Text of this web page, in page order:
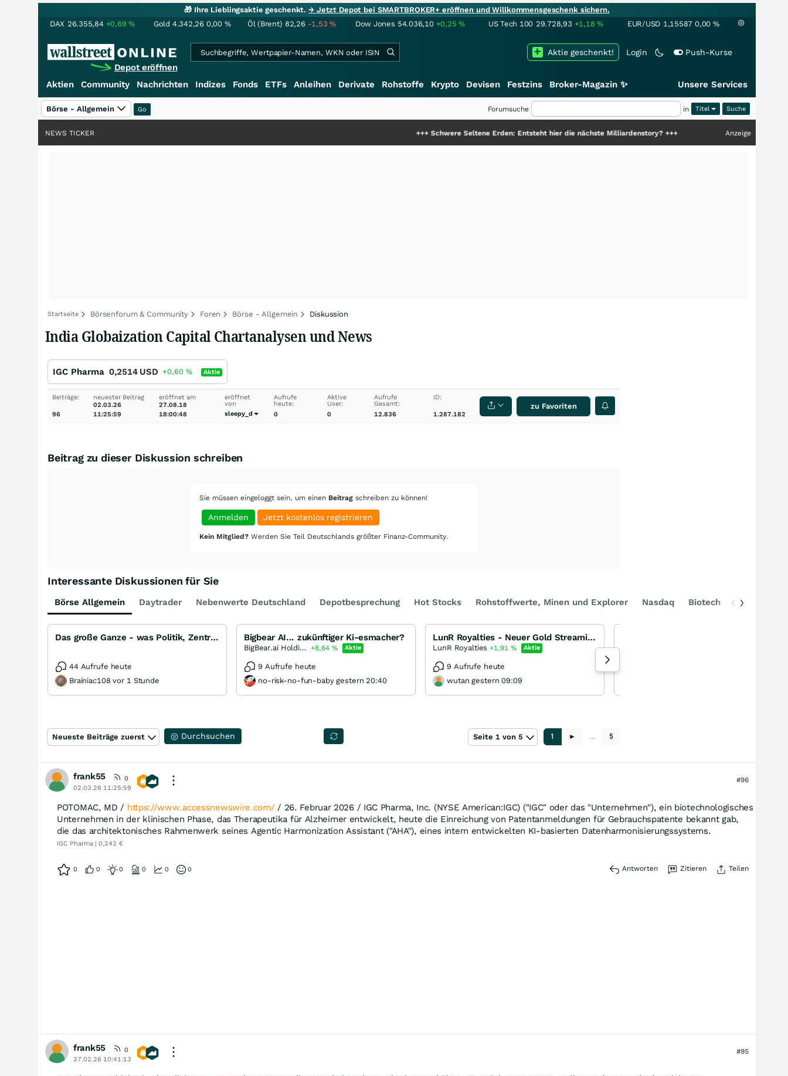
🎁 Ihre Lieblingsaktie geschenkt.→ Jetzt Depot bei SMARTBROKER+ eröffnen und Willkommensgeschenk sichern.
DAX 26.355,84 +0,69% Gold 4.342,26 0,00 % Öl (Brent) 82,26 -1,53% Dow Jones 54.036,10 +0,25% US Tech 100 29.728,93 +1,18% EUR/USD 1,15587 0,00 %
Depot eröffnen
Login Push-Kurse
Aktie geschenkt!
Aktien Community Nachrichten Indizes Fonds ETFs Anleihen Derivate Rohstoffe Krypto Devisen Festzins Broker-Magazin ✨ Unsere Services
Börse - Allgemein Forumsuche in Titel
Schwere Seltene Erden: Entsteht hier die nächste Milliardenstory?+++ Anzeige
NEWS TICKER
Startseite Börsenforum & Community Foren Börse - Allgemein Diskussion
India Globaization Capital Chartanalysen und News
IGC Pharma 0,2514 USD +0,60 % Aktie
Beiträge:
96
neuester Beitrag
02.03.26
11:25:59
eröffnet am
27.08.18
18:00:48
eröffnet
von
sleepy_d
Aufrufe
heute:
0
Aktive
User:
0
Aufrufe
Gesamt:
12.836
ID:
1.287.182
zu Favoriten
Beitrag zu dieser Diskussion schreiben
Sie müssen eingeloggt sein, um einen Beitrag schreiben zu können!
Anmelden Jetzt kostenlos registrieren
Kein Mitglied? Werden Sie Teil Deutschlands größter Finanz-Community.
Interessante Diskussionen für Sie
Börse Allgemein Daytrader Nebenwerte Deutschland Depotbesprechung Hot Stocks Rohstoffwerte, Minen und Explorer Nasdaq Biotech DAX
Das große Ganze - was Politik, Zentralbanken, Trends, Medien und Gesellschaft mit Aktien, Rohstoffen
44 Aufrufe heute
Brainiac108 vor 1 Stunde
Bigbear AI... zukünftiger Ki-esmacher?
BigBear.ai Holdings +8,64% Aktie
9 Aufrufe heute
no-risk-no-fun-baby gestern 20:40
LunR Royalties - Neuer Gold Streaming Gigant der Lundin Family
LunR Royalties +1,91% Aktie
9 Aufrufe heute
wutan gestern 09:09
Neueste Beiträge zuerst Durchsuchen 1 ► … 5
Seite 1 von 5
frank55
0
02.03.26 11:25:59
#96
POTOMAC, MD / https://www.accessnewswire.com/ / 26. Februar 2026 / IGC Pharma, Inc. (NYSE American:IGC) ("IGC" oder das "Unternehmen"), ein biotechnologisches
Unternehmen in der klinischen Phase, das Therapeutika für Alzheimer entwickelt, heute die Einreichung von Patentanmeldungen für Gebrauchspatente bekannt gab,
die das architektonisches Rahmenwerk seines Agentic Harmonization Assistant ("AHA"), eines intern entwickelten KI-basierten Datenharmonisierungssystems.
IGC Pharma | 0,242 €
0 0 0 0 0 0 Antworten Zitieren Teilen
frank55
0
27.02.26 10:41:13
#95